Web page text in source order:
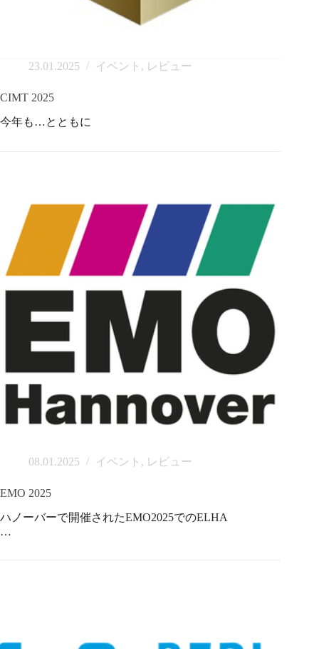
23.01.2025 イベント , レビュー
CIMT 2025
今年も…とともに
08.01.2025 イベント , レビュー
EMO 2025
ハノーバーで開催されたEMO2025でのELHA
…